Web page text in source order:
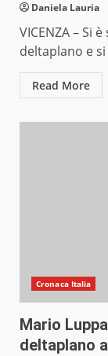
Daniela Lauria
VICENZA – Si
deltaplano e
Read More
Cronaca Italia
Mario
deltaplano